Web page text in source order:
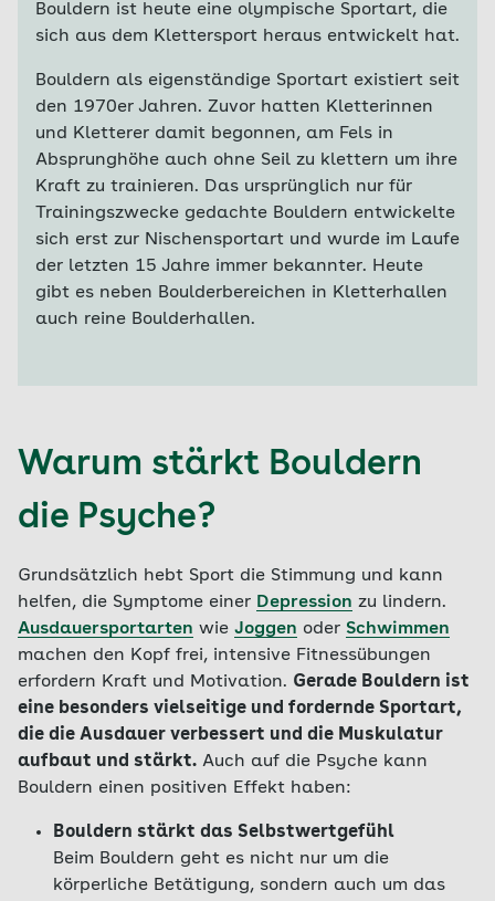
Bouldern ist heute eine olympische Sportart, die
sich aus dem Klettersport heraus entwickelt hat.
Bouldern als eigenständige Sportart existiert seit
den 1970er Jahren. Zuvor hatten Kletterinnen
und Kletterer damit begonnen, am Fels in
Absprunghöhe auch ohne Seil zu klettern um ihre
Kraft zu trainieren. Das ursprünglich nur für
Trainingszwecke gedachte Bouldern entwickelte
sich erst zur Nischensportart und wurde im Laufe
der letzten 15 Jahre immer bekannter. Heute
gibt es neben Boulderbereichen in Kletterhallen
auch reine Boulderhallen.
Warum stärkt Bouldern
die Psyche?
Grundsätzlich hebt Sport die Stimmung und kann
helfen, die Symptome einer Depression zu lindern.
Ausdauersportarten wie Joggen oder Schwimmen
machen den Kopf frei, intensive Fitnessübungen
erfordern Kraft und Motivation. Gerade Bouldern ist
eine besonders vielseitige und fordernde Sportart,
die die Ausdauer verbessert und die Muskulatur
aufbaut und stärkt. Auch auf die Psyche kann
Bouldern einen positiven Effekt haben:
Bouldern stärkt das Selbstwertgefühl
Beim Bouldern geht es nicht nur um die
körperliche Betätigung, sondern auch um das